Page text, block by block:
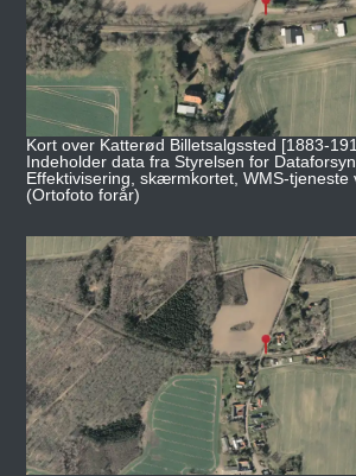
Kort over Katterød Billetsalgssted [1883-
Indeholder data fra Styrelsen for
Effektivisering, skærmkortet, WMS-tjeneste
(Ortofoto forår)